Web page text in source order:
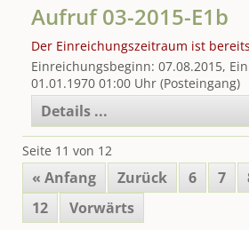
Aufruf 03-2015-E1b
Der Einreichungszeitraum ist
Einreichungsbeginn: 07.08.2015,
01.01.1970 01:00 Uhr (Posteingang)
Details ...
Seite 11 von 12
« Anfang Zurück 6 7
12
Vorwärts